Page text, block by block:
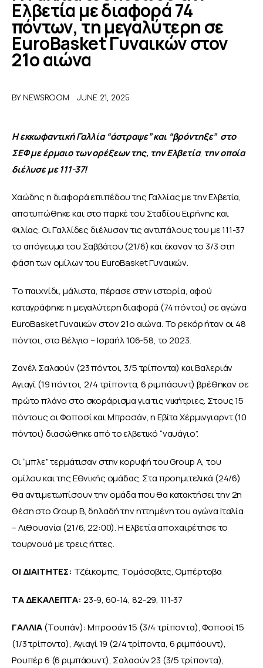
ΑΦΙΕΡΩΜΑΤΑ
MEET THE TEAM
Ελβετία με διαφορά 74
πόντων, τη μεγαλύτερη σε
EuroBasket Γυναικών στον
21ο αιώνα
BY NEWSROOM JUNE 21, 2025
Η εκκωφαντική Γαλλία “άστραψε” και “βρόντηξε”  στο
ΣΕΦ με έρμαιο των ορέξεων της, την Ελβετία, την οποία
διέλυσε με 111-37!
Χαώδης η διαφορά επιπέδου της Γαλλίας με την Ελβετία,
αποτυπώθηκε και στο παρκέ του Σταδίου Ειρήνης και
Φιλίας. Οι Γαλλίδες διέλυσαν τις αντιπάλους του με 111-37
το απόγευμα του Σαββάτου (21/6) και έκαναν το 3/3 στη
φάση των ομίλων του EuroBasket Γυναικών.
Το παιχνίδι, μάλιστα, πέρασε στην ιστορία, αφού
καταγράφηκε η μεγαλύτερη διαφορά (74 πόντοι) σε αγώνα
EuroBasket Γυναικών στον 21ο αιώνα. Το ρεκόρ ήταν οι 48
πόντοι, στο Βέλγιο – Ισραήλ 106-58, το 2023.
Ζανέλ Σαλαούν (23 πόντοι, 3/5 τρίποντα) και Βαλεριάν
Αγιαγί (19 πόντοι, 2/4 τρίποντα, 6 ριμπάουντ) βρέθηκαν σε
πρώτο πλάνο στο σκοράρισμα για τις νικήτριες. Στους 15
πόντους οι Φοποσί και Μπροσάν, η Εβίτα Χέρμινγιαρντ (10
πόντοι) διασώθηκε από το ελβετικό “ναυάγιο”.
Οι “μπλε” τερμάτισαν στην κορυφή του Group A, του
ομίλου και της Εθνικής ομάδας. Στα προημιτελικά (24/6)
θα αντιμετωπίσουν την ομάδα που θα κατακτήσει την 2η
θέση στο Group B, δηλαδή την ηττημένη του αγώνα Ιταλία
– Λιθουανία (21/6, 22:00). Η Ελβετία αποχαιρέτησε το
τουρνουά με τρεις ήττες.
ΟΙ ΔΙΑΙΤΗΤΕΣ: Τζέικομπς, Τομάσοβιτς, Ομπέρτοβα
ΤΑ ΔΕΚΑΛΕΠΤΑ: 23-9, 60-14, 82-29, 111-37
ΓΑΛΛΙΑ (Τουπάν): Μπροσάν 15 (3/4 τρίποντα), Φοποσί 15
(1/3 τρίποντα), Αγιαγί 19 (2/4 τρίποντα, 6 ριμπάουντ),
Ρουπέρ 6 (6 ριμπάουντ), Σαλαούν 23 (3/5 τρίποντα),